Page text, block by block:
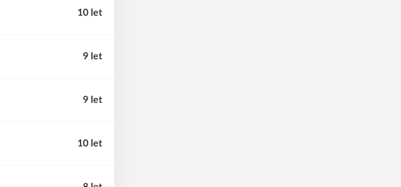
10 let
9 let
9 let
10 let